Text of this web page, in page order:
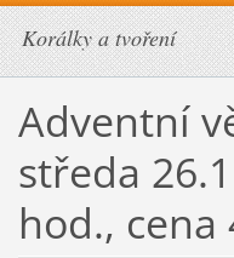
Korálky a tvoření
Adventní
středa
hod., cena